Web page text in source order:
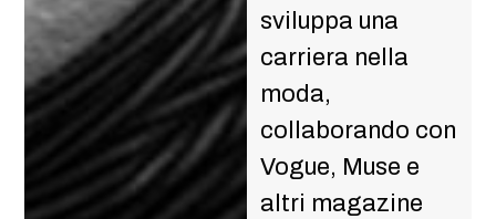
sviluppa una
carriera nella
moda,
collaborando con
Vogue, Muse e
altri magazine